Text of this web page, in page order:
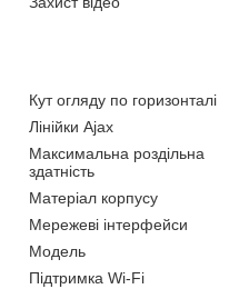
Кут огляду по горизонталі
Лінійки Ajax
Максимальна роздільна
здатність
Матеріал корпусу
Мережеві інтерфейси
Мoдель
Підтримка Wi-Fi